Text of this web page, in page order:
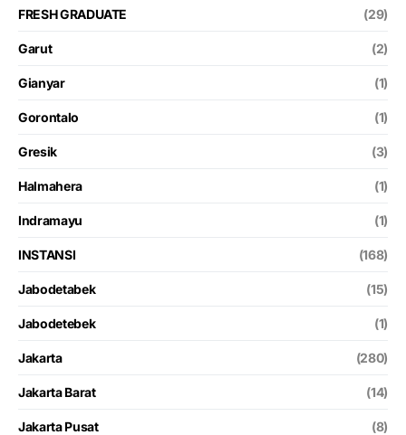
FRESH GRADUATE (29)
Garut (2)
Gianyar (1)
Gorontalo (1)
Gresik (3)
Halmahera (1)
Indramayu (1)
INSTANSI (168)
Jabodetabek (15)
Jabodetebek (1)
Jakarta (280)
Jakarta Barat (14)
Jakarta Pusat (8)